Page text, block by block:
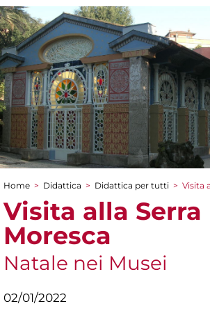
Tu sei qui
Home > Didattica > Didattica per tutti > Visita
Visita alla Serra
Moresca
Natale nei Musei
02/01/2022